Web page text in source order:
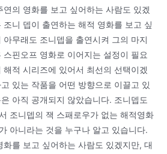
의 영화를 보고 싶어하는 사람도 있겠
니 뎁이 출연하는 해적 영화를 보고 싶
무래도 조니뎁을 출연시켜 그의 마지
핀오프 영화로 이어지는 설정이 필요
적 시리즈에 있어서 최선의 선택이겠
있는 작품을 어떤 방향으로 이끌고 있
아직 공개되지 않았습니다. 조니뎁도
조니뎁의 잭 스패로우가 없는 해적영화
아니라는 것을 누구나 알고 있습니다.
를 보고 싶어하는 사람도 있겠지만, 대